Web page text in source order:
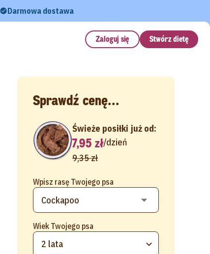
Darmowa dostawa
Zaloguj się Stwórz dietę
Sprawdź cenę...
Wpisz rasę Twojego psa
Wiek Twojego psa
2 lata
Świeże posiłki już od:
7,95 zł/dzień
9,35 zł